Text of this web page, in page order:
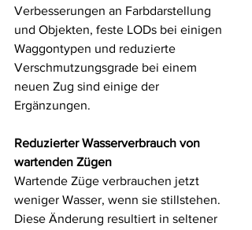
Verbesserungen an Farbdarstellung
und Objekten, feste LODs bei einigen
Waggontypen und reduzierte
Verschmutzungsgrade bei einem
neuen Zug sind einige der
Ergänzungen.
Reduzierter Wasserverbrauch von
wartenden Zügen
Wartende Züge verbrauchen jetzt
weniger Wasser, wenn sie stillstehen.
Diese Änderung resultiert in seltener